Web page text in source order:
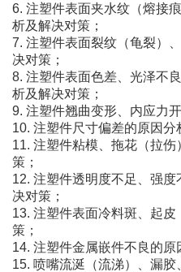
6. 注塑件表面夹水纹（熔接
析及解决对策；
7. 注塑件表面裂纹（龟裂）
决对策；
8. 注塑件表面色差、光泽不
析及解决对策；
9. 注塑件翘曲变形、内应力
10. 注塑件尺寸偏差的原因分
11. 注塑件粘模、拖花（拉
策；
12. 注塑件透明度不足、强
决对策；
13. 注塑件表面冷料斑、起
策；
14. 注塑件金属嵌件不良的原
15. 喷嘴流涎（流涕）、漏